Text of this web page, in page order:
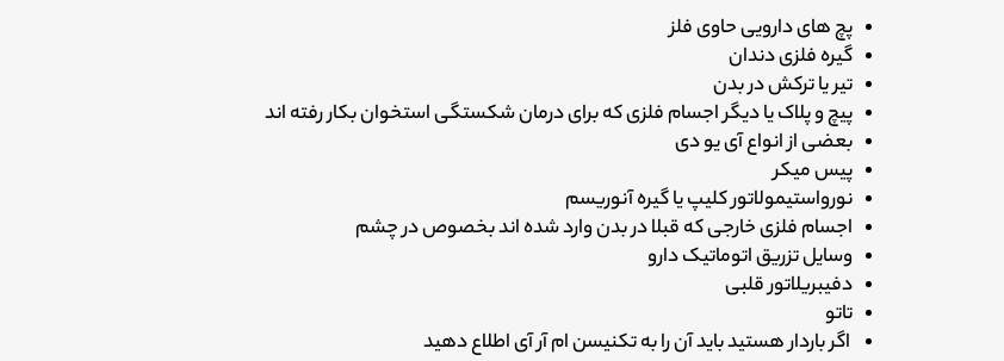
پچ های دارویی حاوی فلز
گیره فلزی دندان
تیر یا ترکش در بدن
پیچ و پلاک یا دیگر اجسام فلزی که برای درمان شکستگی استخوان بکار رفته اند
بعضی از انواع آی یو دی
پیس میکر
نورواستیمولاتور کلیپ یا گیره آنوریسم
اجسام فلزی خارجی که قبلا در بدن وارد شده اند بخصوص در چشم
وسایل تزریق اتوماتیک دارو
دفیبریلاتور قلبی
تاتو
اگر باردار هستید باید آن را به تکنیسن ام آر آی اطلاع دهید